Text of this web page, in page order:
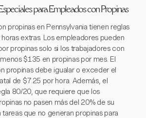
para Empleados con Propinas
propinas en Pennsylvania tienen reglas
extras. Los empleadores pueden
propinas solo si los trabajadores con
$135 en propinas por mes. El
propinas debe igualar o exceder el
de $7.25 por hora. Además, el
80/20, que requiere que los
no pasen más del 20% de su
tareas que no generan propinas para